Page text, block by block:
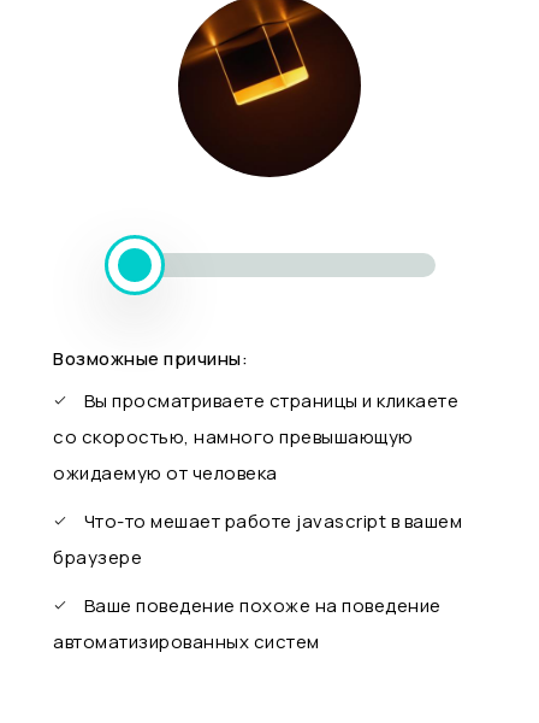
Возможные причины:
Вы просматриваете страницы и кликаете
со скоростью, намного превышающую
ожидаемую от человека
Что-то мешает работе javascript в вашем
браузере
Ваше поведение похоже на поведение
автоматизированных систем